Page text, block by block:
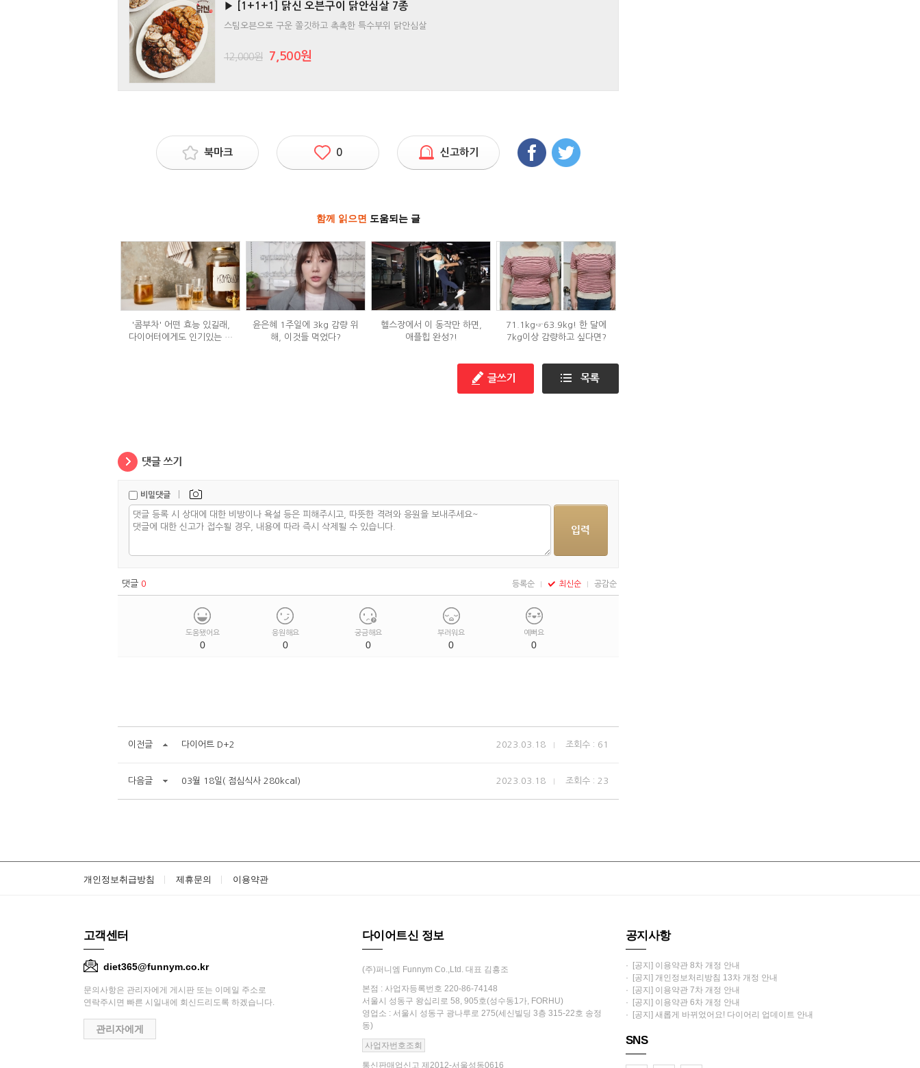
▶ [1+1+1] 닭신 오븐구이 닭안심살 7종
스팀오븐으로 구운 쫄깃하고 촉촉한 특수부위 닭안심살
12,000원 7,500원
북마크 0 신고하기
함께 읽으면 도움되는 글
'콤부차' 어떤 효능 있길래,
다이어터에게도 인기있는 걸
윤은혜 1주일에 3kg 감량 위
해, 이것들 먹었다?
헬스장에서 이 동작만 하면,
애플힙 완성?!
71.1kg☞63.9kg! 한 달에
7kg이상 감량하고 싶다면?
비밀댓글 |
댓글 0 등록순 최신순 공감순
도움됐어요
0
응원해요
0
궁금해요
0
부러워요
0
예뻐요
0
이전글 다이어트 D+2 2023.03.18 조회수 : 61
다음글 03월 18일( 점심식사 280kcal) 2023.03.18 조회수 : 23
개인정보취급방침 제휴문의 이용약관
고객센터
diet365@funnym.co.kr
문의사항은 관리자에게 게시판 또는 이메일 주소로
연락주시면 빠른 시일내에 회신드리도록 하겠습니다.
관리자에게
다이어트신 정보
(주)퍼니엠 Funnym Co.,Ltd. 대표 김흥조
본점 : 사업자등록번호 220-86-74148
서울시 성동구 왕십리로 58, 905호(성수동1가, FORHU)
영업소 : 서울시 성동구 광나루로 275(세신빌딩 3층 315-22호 송정
동)
사업자번호조회
통신판매업신고 제2012-서울성동0616
공지사항
· [공지] 이용약관 8차 개정 안내
· [공지] 개인정보처리방침 13차 개정 안내
· [공지] 이용약관 7차 개정 안내
· [공지] 이용약관 6차 개정 안내
· [공지] 새롭게 바뀌었어요! 다이어리 업데이트 안내
SNS